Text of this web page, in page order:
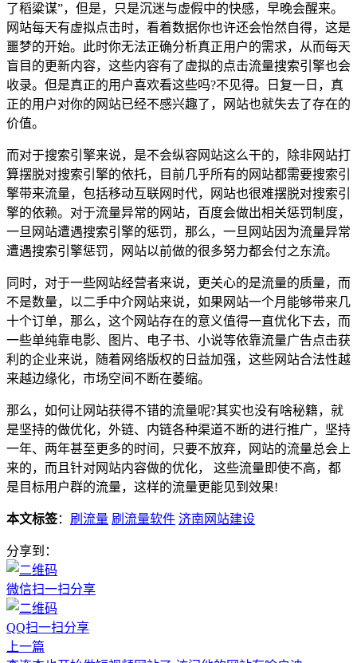
了稻粱谋”，但是，只是沉迷与虚假中的快感，早晚会醒来。
网站每天有虚拟点击时，看着数据你也许还会怡然自得，这是
噩梦的开始。此时你无法正确分析真正用户的需求，从而每天
盲目的更新内容，这些内容有了虚拟的点击流量搜索引擎也会
收录。但是真正的用户喜欢看这些吗?不见得。日复一日，真
正的用户对你的网站已经不感兴趣了，网站也就失去了存在的
价值。
而对于搜索引擎来说，是不会纵容网站这么干的，除非网站打
算摆脱对搜索引擎的依托，目前几乎所有的网站都需要搜索引
擎带来流量，包括移动互联网时代，网站也很难摆脱对搜索引
擎的依赖。对于流量异常的网站，百度会做出相关惩罚制度，
一旦网站遭遇搜索引擎的惩罚，那么，一旦网站因为流量异常
遭遇搜索引擎惩罚，网站以前做的很多努力都会付之东流。
同时，对于一些网站经营者来说，更关心的是流量的质量，而
不是数量，以二手中介网站来说，如果网站一个月能够带来几
十个订单，那么，这个网站存在的意义值得一直优化下去，而
一些单纯靠电影、图片、电子书、小说等依靠流量广告点击获
利的企业来说，随着网络版权的日益加强，这些网站合法性越
来越边缘化，市场空间不断在萎缩。
那么，如何让网站获得不错的流量呢?其实也没有啥秘籍，就
是坚持的做优化，外链、内链各种渠道不断的进行推广，坚持
一年、两年甚至更多的时间，只要不放弃，网站的流量总会上
来的，而且针对网站内容做的优化， 这些流量即使不高，都
是目标用户群的流量，这样的流量更能见到效果!
本文标签： 刷流量 刷流量软件 济南网站建设
分享到：
微信扫一扫分享
QQ扫一扫分享
上一篇